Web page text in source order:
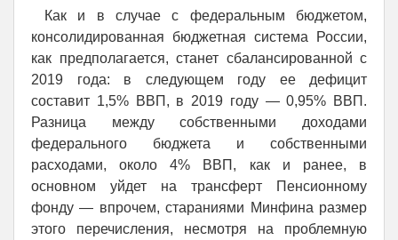
Как и в случае с федеральным бюджетом,
консолидированная бюджетная система России,
как предполагается, станет сбалансированной с
2019 года: в следующем году ее дефицит
составит 1,5% ВВП, в 2019 году — 0,95% ВВП.
Разница между собственными доходами
федерального бюджета и собственными
расходами, около 4% ВВП, как и ранее, в
основном уйдет на трансферт Пенсионному
фонду — впрочем, стараниями Минфина размер
этого перечисления, несмотря на проблемную